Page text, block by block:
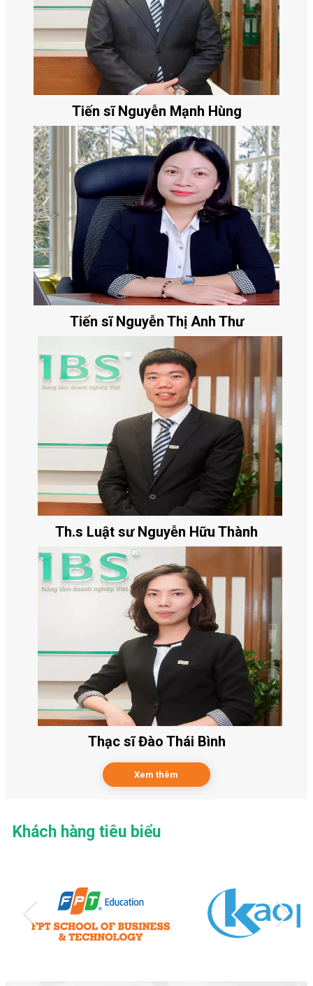
Tiến sĩ Nguyễn Mạnh Hùng
Tiến sĩ Nguyễn Thị Anh Thư
Th.s Luật sư Nguyễn Hữu Thành
Thạc sĩ Đào Thái Bình
Xem thêm
Khách hàng tiêu biểu